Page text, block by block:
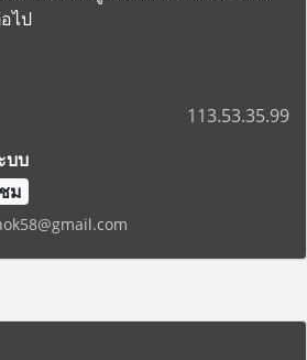
ไป
113.53.35.99
บบ
ม